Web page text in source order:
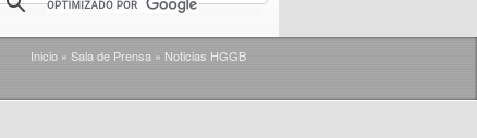
Inicio» Sala de Prensa» Noticias HGGB